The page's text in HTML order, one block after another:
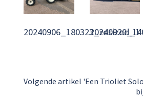
20240906_180323_resized_1
Volgende artikel 'Een Trioliet